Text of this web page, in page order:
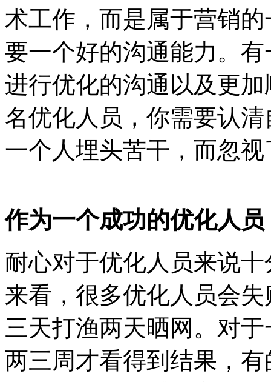
术工作，而是属于营销
要一个好的沟通能力。
进行优化的沟通以及更
名优化人员，你需要认
一个人埋头苦干，而忽
作为一个成功的优化人
耐心对于优化人员来说
来看，很多优化人员会
三天打渔两天晒网。对
两三周才看得到结果，